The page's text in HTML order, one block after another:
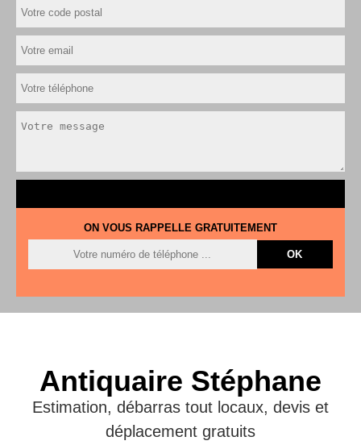
ON VOUS RAPPELLE GRATUITEMENT
Antiquaire Stéphane
Estimation, débarras tout locaux, devis et
déplacement gratuits